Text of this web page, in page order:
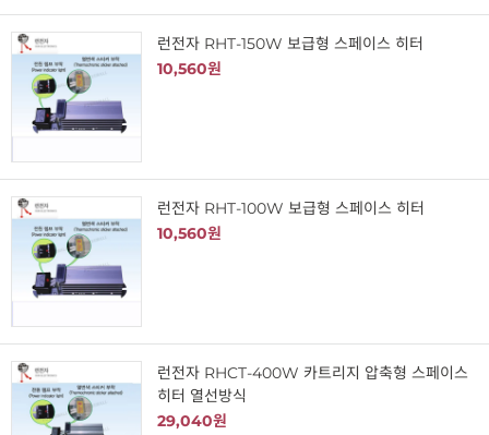
런전자 RHT-150W 보급형 스페이스 히터
10,560원
런전자 RHT-100W 보급형 스페이스 히터
10,560원
런전자 RHCT-400W 카트리지 압축형 스페이스
히터 열선방식
29,040원